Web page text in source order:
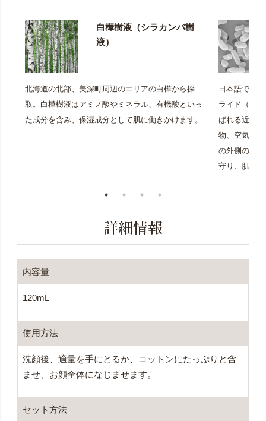
白樺樹液（シラカンバ樹
液）
北海道の北部、美深町周辺のエリアの白樺から採
取。白樺樹液はアミノ酸やミネラル、有機酸といっ
た成分を含み、保湿成分として肌に働きかけます。
日本語では
ライド（
ばれる近年
物、空気中
の外側の成
守り、肌を
詳細情報
内容量
120mL
使用方法
洗顔後、適量を手にとるか、コットンにたっぷりと含
ませ、お顔全体になじませます。
セット方法